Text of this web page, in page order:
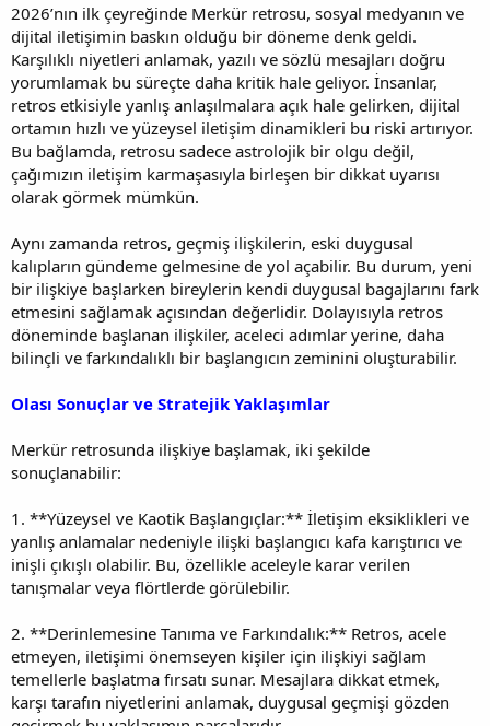
2026’nın ilk çeyreğinde Merkür retrosu, sosyal medyanın ve
dijital iletişimin baskın olduğu bir döneme denk geldi.
Karşılıklı niyetleri anlamak, yazılı ve sözlü mesajları doğru
yorumlamak bu süreçte daha kritik hale geliyor. İnsanlar,
retros etkisiyle yanlış anlaşılmalara açık hale gelirken, dijital
ortamın hızlı ve yüzeysel iletişim dinamikleri bu riski artırıyor.
Bu bağlamda, retrosu sadece astrolojik bir olgu değil,
çağımızın iletişim karmaşasıyla birleşen bir dikkat uyarısı
olarak görmek mümkün.
Aynı zamanda retros, geçmiş ilişkilerin, eski duygusal
kalıpların gündeme gelmesine de yol açabilir. Bu durum, yeni
bir ilişkiye başlarken bireylerin kendi duygusal bagajlarını fark
etmesini sağlamak açısından değerlidir. Dolayısıyla retros
döneminde başlanan ilişkiler, aceleci adımlar yerine, daha
bilinçli ve farkındalıklı bir başlangıcın zeminini oluşturabilir.
Olası Sonuçlar ve Stratejik Yaklaşımlar
Merkür retrosunda ilişkiye başlamak, iki şekilde
sonuçlanabilir:
1. **Yüzeysel ve Kaotik Başlangıçlar:** İletişim eksiklikleri ve
yanlış anlamalar nedeniyle ilişki başlangıcı kafa karıştırıcı ve
inişli çıkışlı olabilir. Bu, özellikle aceleyle karar verilen
tanışmalar veya flörtlerde görülebilir.
2. **Derinlemesine Tanıma ve Farkındalık:** Retros, acele
etmeyen, iletişimi önemseyen kişiler için ilişkiyi sağlam
temellerle başlatma fırsatı sunar. Mesajlara dikkat etmek,
karşı tarafın niyetlerini anlamak, duygusal geçmişi gözden